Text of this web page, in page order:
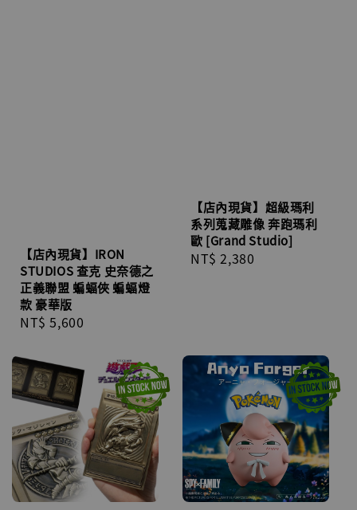
【店內現貨】IRON
STUDIOS 查克 史奈德之
正義聯盟 蝙蝠俠 蝙蝠燈
款 豪華版
Regular
NT$ 5,600
【店內現貨】超級瑪利
系列蒐藏雕像 奔跑瑪利
歐 [Grand Studio]
Regular
NT$ 2,380